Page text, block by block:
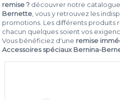
remise ? découvrer notre
Bernette , vous y retrouvez les
promotions. Les différents produits
chacun quelques soient vos
Vous bénéficiez d'une remise
Accessoires spéciaux Bernina-